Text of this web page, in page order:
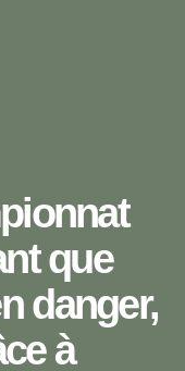
que
danger,
à